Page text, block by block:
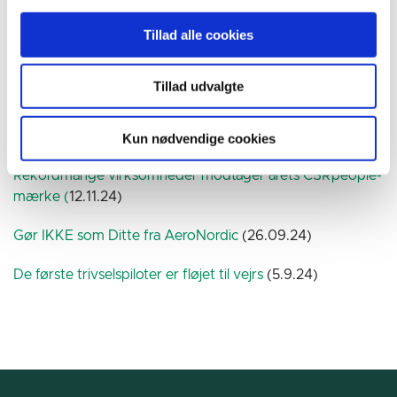
Tillad alle cookies
Tillad udvalgte
Kun nødvendige cookies
CSR-datoer 2025
Hvem er målgruppen for din CSR-indsats?(19.2.25)
Frihed fungerer ikke uden rammer
Åbenhed og ærlighed - men hvordan?(17.12.24)
Rekordmange virksomheder modtager årets CSRpeople-
mærke (12.11.24)
Gør IKKE som Ditte fra AeroNordic (26.09.24)
De første trivselspiloter er fløjet til vejrs (5.9.24)